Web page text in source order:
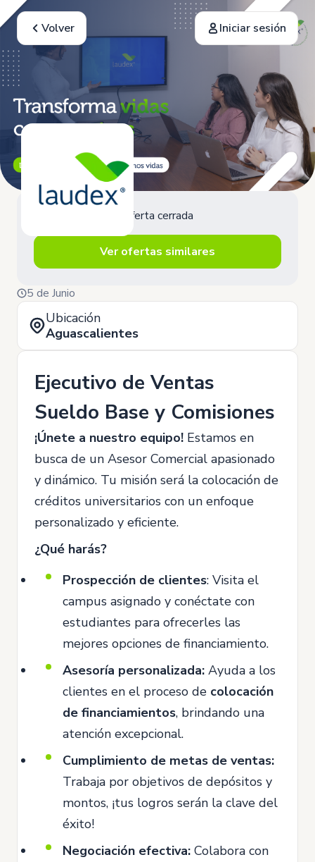
Volver Iniciar sesión
Oferta cerrada
Ver ofertas similares
5 de Junio
Ubicación
Aguascalientes
Ejecutivo de Ventas
Sueldo Base y Comisiones
¡Únete a nuestro equipo! Estamos en
busca de un Asesor Comercial apasionado
y dinámico. Tu misión será la colocación de
créditos universitarios con un enfoque
personalizado y eficiente.
¿Qué harás?
Prospección de clientes: Visita el
campus asignado y conéctate con
estudiantes para ofrecerles las
mejores opciones de financiamiento.
Asesoría personalizada: Ayuda a los
clientes en el proceso de colocación
de financiamientos, brindando una
atención excepcional.
Cumplimiento de metas de ventas:
Trabaja por objetivos de depósitos y
montos, ¡tus logros serán la clave del
éxito!
Negociación efectiva: Colabora con